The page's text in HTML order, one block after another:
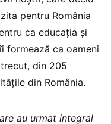
pentru România
ca educația și
formează ca oameni
din 205
din România.
au urmat integral